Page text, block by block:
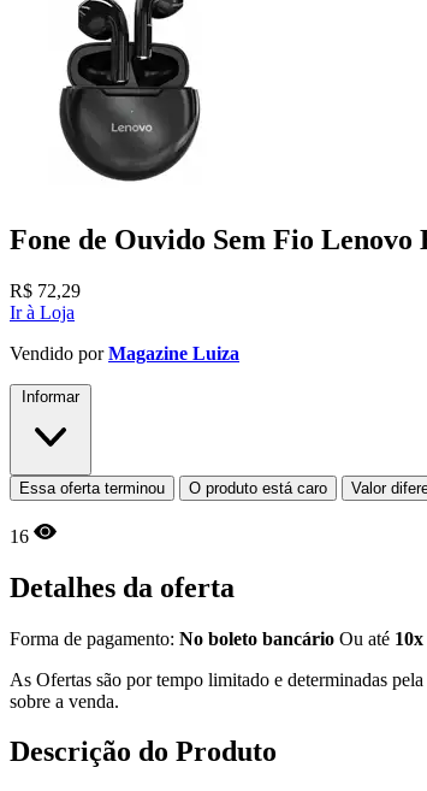
Fone de Ouvido Sem Fio
R$ 72,29
Ir à Loja
Vendido porMagazine Luiza
Informar
Essa oferta terminou O produto está caro Valor
16
Detalhes da oferta
Forma de pagamento: No boleto bancário Ou até
As Ofertas são por tempo limitado e determinadas
sobre a venda.
Descrição do Produto